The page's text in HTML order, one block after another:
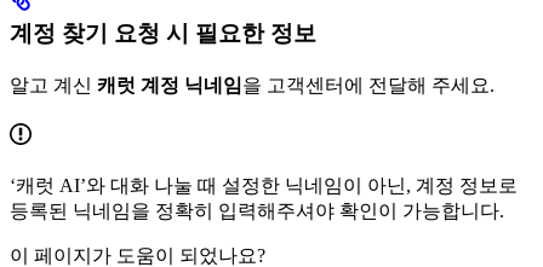
계정 찾기 요청 시 필요한 정보
알고 계신 캐럿 계정 닉네임을 고객센터에 전달해 주세요.
‘캐럿 AI’와 대화 나눌 때 설정한 닉네임이 아닌, 계정 정보로
등록된 닉네임을 정확히 입력해주셔야 확인이 가능합니다.
이 페이지가 도움이 되었나요?